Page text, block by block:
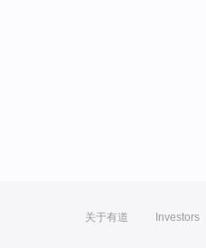
关于有道 Investors